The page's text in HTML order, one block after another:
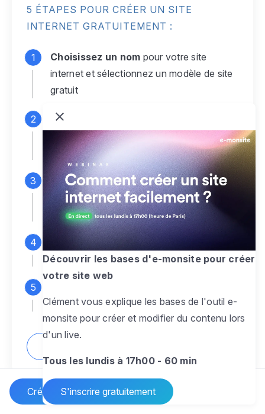
Créer un site Internet
5 ÉTAPES POUR CRÉER UN SITE
INTERNET GRATUITEMENT :
Choisissez un nom pour votre site
internet et sélectionnez un modèle de site
gratuit
Connectez-vous
monsite gratuit pour accéder à votre
espace d'administration
Personnalisez entièrement le
designpour créer un site web sur-mesure,
à votre image
Ajoutez des pagessans limite pour
présenter votre activité, votre passion
pour rendre votre site dynamique
Découvrir les bases d'e-monsite pour créer
votre site web
Clément vous explique les bases de l'outil e-
monsite pour créer et modifier du contenu lors
d'un live.
Tous les lundis à 17h00 - 60 min
S'inscrire gratuitement